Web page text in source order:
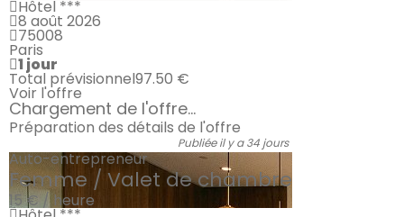
Hôtel ***
8 août 2026
75008
Paris
1 jour
Total prévisionnel97.50 €
Voir l'offre
Chargement de l'offre...
Préparation des détails de l'offre
Publiée il y a 34 jours
Auto-entrepreneur
Femme / Valet de chambre
15 € / heure